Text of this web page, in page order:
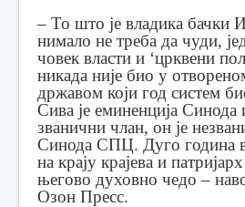
– То што је владика бачки
нимало не треба да чуди,
човек власти и ‘црквени
никада није био у
државом који год систем
Сива је еминенција Синода
званични члан, он је
Синода СПЦ. Дуго година
на крају крајева и
његово духовно чедо –
Озон Пресс.